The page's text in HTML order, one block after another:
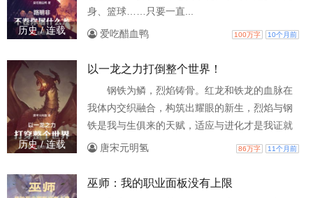
历史 / 连载
身、篮球……只要一直...
爱吃醋血鸭 100万字 10个月前
历史 / 连载
以一龙之力打倒整个世界！
钢铁为鳞，烈焰铸骨。红龙和铁龙的血脉在
我体内交织融合，构筑出耀眼的新生，烈焰与钢
铁是我与生俱来的天赋，适应与进化才是我证就
永恒的权能。弱者顾虑重重，而王者，百无禁
面前，跪伏者生，站立者死，万象生死皆我，生
唐宋元明氢 86万字 11个月前
巫师：我的职业面板没有上限